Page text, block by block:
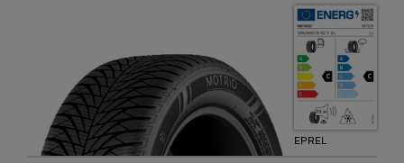
EPREL